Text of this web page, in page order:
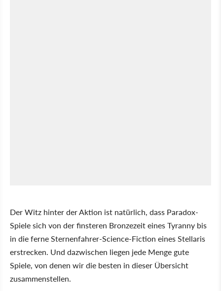
Der Witz hinter der Aktion ist natürlich, dass Paradox-
Spiele sich von der finsteren Bronzezeit eines Tyranny bis
in die ferne Sternenfahrer-Science-Fiction eines Stellaris
erstrecken. Und dazwischen liegen jede Menge gute
Spiele, von denen wir die besten in dieser Übersicht
zusammenstellen.